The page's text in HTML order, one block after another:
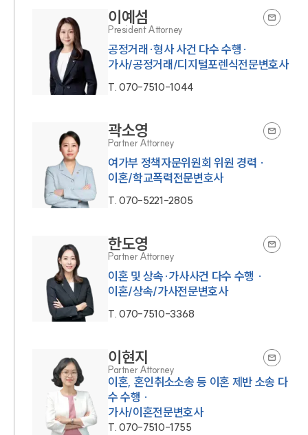
이예섬
President Attorney
공정거래·형사 사건 다수 수행·
가사/공정거래/디지털포렌식전문변호사
T.070-7510-1044
곽소영
Partner Attorney
여가부 정책자문위원회 위원 경력 ·
이혼/학교폭력전문변호사
T.070-5221-2805
한도영
Partner Attorney
이혼 및 상속·가사사건 다수 수행 ·
이혼/상속/가사전문변호사
T.070-7510-3368
이현지
Partner Attorney
이혼, 혼인취소소송 등 이혼 제반 소송 다
수 수행 ·
가사/이혼전문변호사
T.070-7510-1755